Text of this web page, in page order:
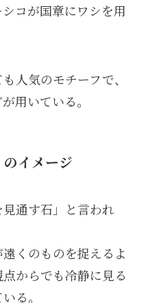
コが国章にワシを用
人気のモチーフで、
用いている。
イメージ
通す石」と言われ
くのものを捉えるよ
からでも冷静に見る
る。